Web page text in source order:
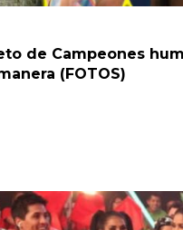
de Campeones
(FOTOS)